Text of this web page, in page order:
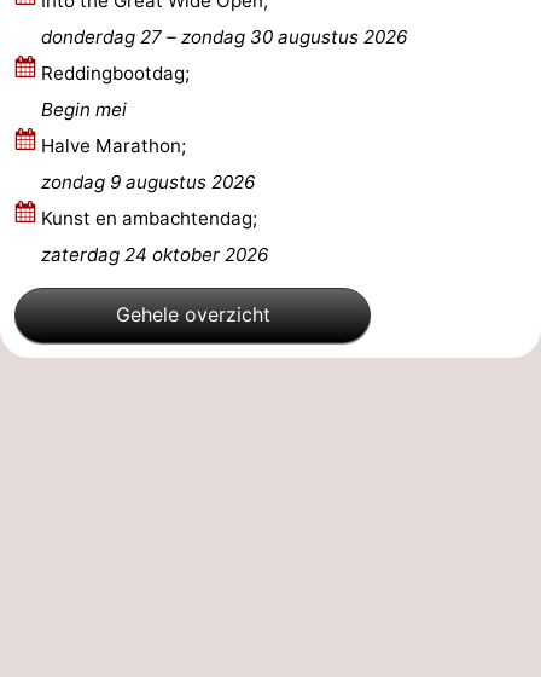
donderdag 27 – zondag 30 augustus 2026
Reddingbootdag;
Begin mei
Halve Marathon;
zondag 9 augustus 2026
Kunst en ambachtendag;
zaterdag 24 oktober 2026
Gehele overzicht